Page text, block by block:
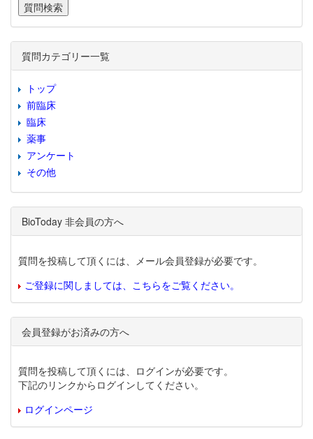
質問カテゴリー一覧
トップ
前臨床
臨床
薬事
アンケート
その他
BioToday 非会員の方へ
質問を投稿して頂くには、メール会員登録が必要です。
ご登録に関しましては、こちらをご覧ください。
会員登録がお済みの方へ
質問を投稿して頂くには、ログインが必要です。
下記のリンクからログインしてください。
ログインページ